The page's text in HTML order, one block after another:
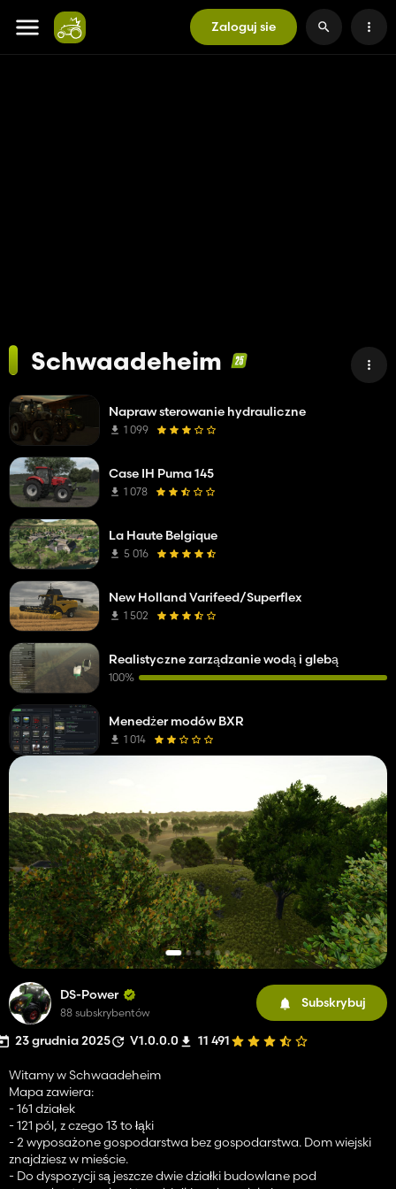
Zaloguj sie
Schwaadeheim
DS-Power
88 subskrybentów
Subskrybuj
23 grudnia 2025 V1.0.0.0 11 491
Witamy w Schwaadeheim
Mapa zawiera:
- 161 działek
- 121 pól, z czego 13 to łąki
- 2 wyposażone gospodarstwa bez gospodarstwa. Dom wiejski
znajdziesz w mieście.
- Do dyspozycji są jeszcze dwie działki budowlane pod
Napraw sterowanie hydrauliczne
1 099
Case IH Puma 145
1 078
La Haute Belgique
5 016
New Holland Varifeed/Superflex
1 502
Realistyczne zarządzanie wodą i glebą
100%
Menedżer modów BXR
1 014